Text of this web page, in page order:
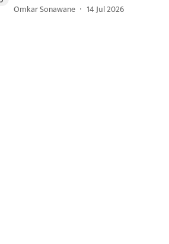
Omkar Sonawane 14 Jul 2026